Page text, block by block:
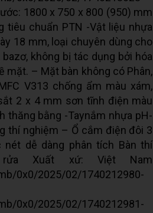
1800 x 750 x 800 (950) mm
chuẩn PTN -Vật liệu nhựa
18 mm, loại chuyên dùng cho
không bị tác dụng bởi hóa
mặt. – Mặt bàn không có Phân,
V313 chống ẩm màu xám,
2 x 4 mm sơn tĩnh điện màu
thăng bằng -Taynắm nhựa pH-
thí nghiệm – Ổ cắm điện đôi 3
dễ dàng phân tích Bàn thí
Xuất xứ: Việt Nam
0x0/2025/02/1740212980-
0x0/2025/02/1740212981-